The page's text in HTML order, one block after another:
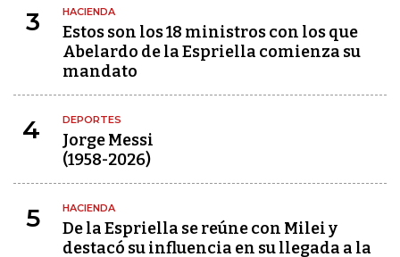
3 HACIENDA
Estos son los 18 ministros con los que
Abelardo de la Espriella comienza su
mandato
4 DEPORTES
Jorge Messi
(1958-2026)
5 HACIENDA
De la Espriella se reúne con Milei y
destacó su influencia en su llegada a la